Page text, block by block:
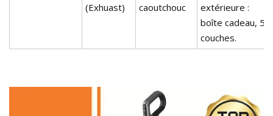
(Exhuast)
caoutchouc
extérieure :
boîte cadeau, 5
couches.